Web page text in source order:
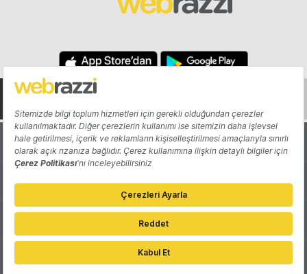
Hakkında Yazarlar
Katkıda Bulun Reklam